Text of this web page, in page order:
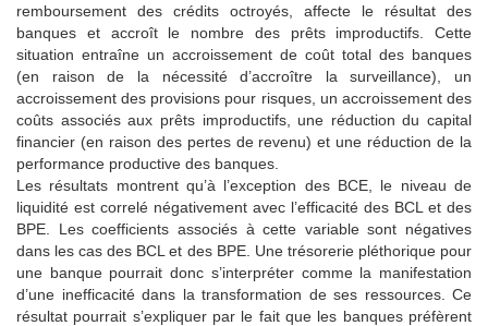
remboursement des crédits octroyés, affecte le résultat des
banques et accroît le nombre des prêts improductifs. Cette
situation entraîne un accroissement de coût total des banques
(en raison de la nécessité d’accroître la surveillance), un
accroissement des provisions pour risques, un accroissement des
coûts associés aux prêts improductifs, une réduction du capital
financier (en raison des pertes de revenu) et une réduction de la
performance productive des banques.
Les résultats montrent qu’à l’exception des BCE, le niveau de
liquidité est correlé négativement avec l’efficacité des BCL et des
BPE. Les coefficients associés à cette variable sont négatives
dans les cas des BCL et des BPE. Une trésorerie pléthorique pour
une banque pourrait donc s’interpréter comme la manifestation
d’une inefficacité dans la transformation de ses ressources. Ce
résultat pourrait s’expliquer par le fait que les banques préfèrent